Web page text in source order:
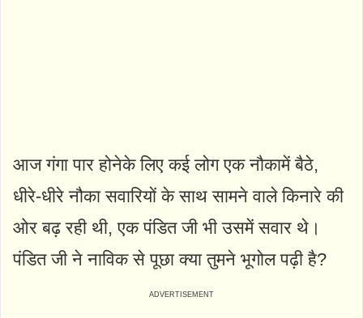
आज गंगा पार होनेके लिए कई लोग एक नौकामें बैठे,
धीरे-धीरे नौका सवारियों के साथ सामने वाले किनारे की
ओर बढ़ रही थी, एक पंडित जी भी उसमें सवार थे।
पंडित जी ने नाविक से पूछा क्या तुमने भूगोल पढ़ी है?